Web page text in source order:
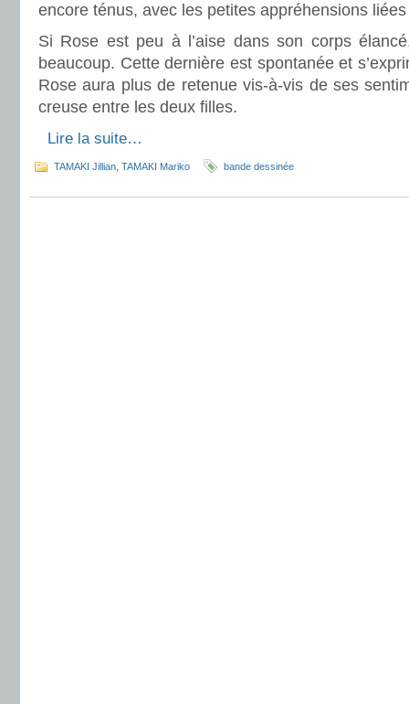
encore ténus, avec les petites appréhensions liées
Si Rose est peu à l’aise dans son corps
beaucoup. Cette dernière est spontanée et
Rose aura plus de retenue vis-à-vis de ses
creuse entre les deux filles.
Lire la suite…
TAMAKI Jillian TAMAKI Mariko bande dessinée